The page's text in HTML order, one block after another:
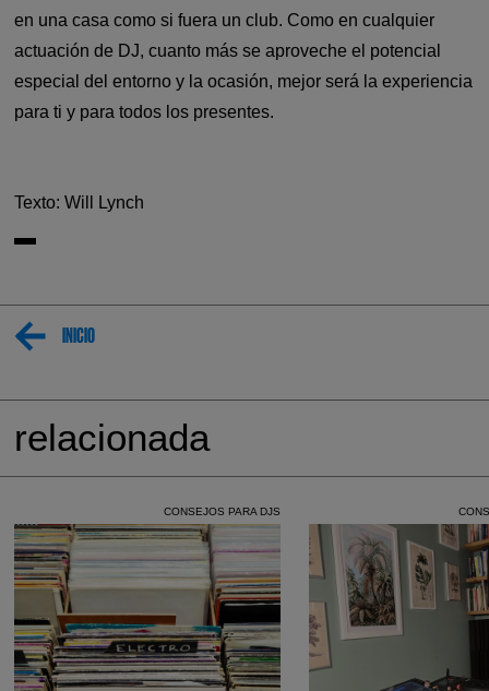
en una casa como si fuera un club. Como en cualquier
actuación de DJ, cuanto más se aproveche el potencial
especial del entorno y la ocasión, mejor será la experiencia
para ti y para todos los presentes.
Texto: Will Lynch
INICIO
relacionada
CONSEJOS PARA DJS